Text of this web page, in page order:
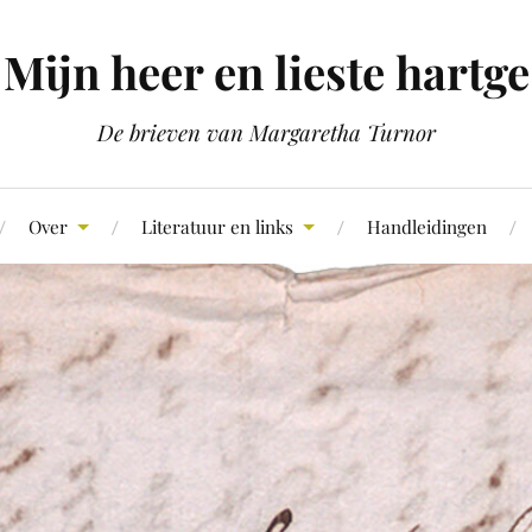
Mijn heer en lieste hartge
De brieven van Margaretha Turnor
Over Literatuur en links Handleidingen